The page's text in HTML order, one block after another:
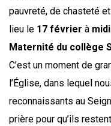
pauvreté, de chasteté
lieu le 17 février à midi
Maternité du collège
C’est un moment de
l’Église, dans lequel
reconnaissants au
prière pour qu’ils